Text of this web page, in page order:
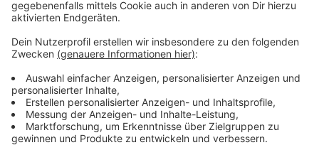
halten sie sich mit Sport fit, setzen die Autos in Stand
und müssen die Fahrzeuge auch immer wieder
desinfizieren. Lagerkoller gebe es noch keinen, sagte
Leiter Matthias Ebertz gegenüber Radio Siegen.
Trotzdem sei die Situation nicht leicht, denn die
Feuerwehrleute sind im Dienst fünf komplette Tage
von ihren Familien getrennt. Das habe es noch nie
gegeben, so Ebertz.